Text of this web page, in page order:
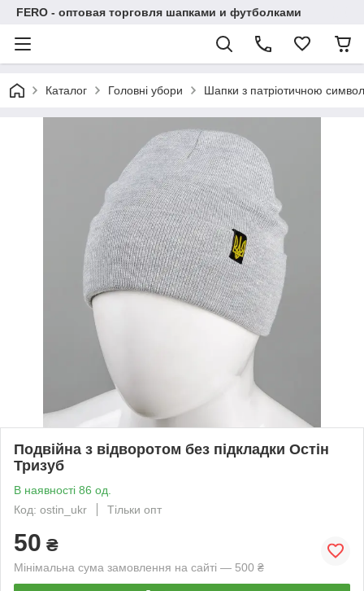
FERO - оптовая торговля шапками и футболками
Каталог Головні убори Шапки з патріотичною
Подвійна з відворотом без підкладки Остін
Тризуб
В наявності 86 од.
Код: ostin_ukr
Тільки опт
50 ₴
Мінімальна сума замовлення на сайті — 500 ₴